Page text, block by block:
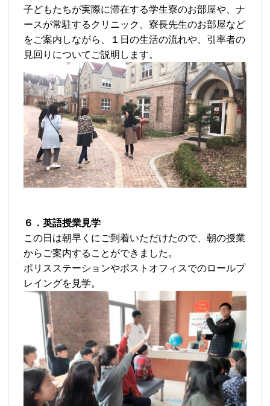
子どもたちが実際に滞在する学生寮のお部屋や、ナ
ースが常駐するクリニック、寮長先生のお部屋など
をご案内しながら、１日の生活の流れや、引率者の
見回りについてご説明します。
６．英語授業見学
この日は朝早くにご到着いただけたので、朝の授業
からご案内することができました。
ポリスステーションやポストオフィスでのロールプ
レイングを見学。